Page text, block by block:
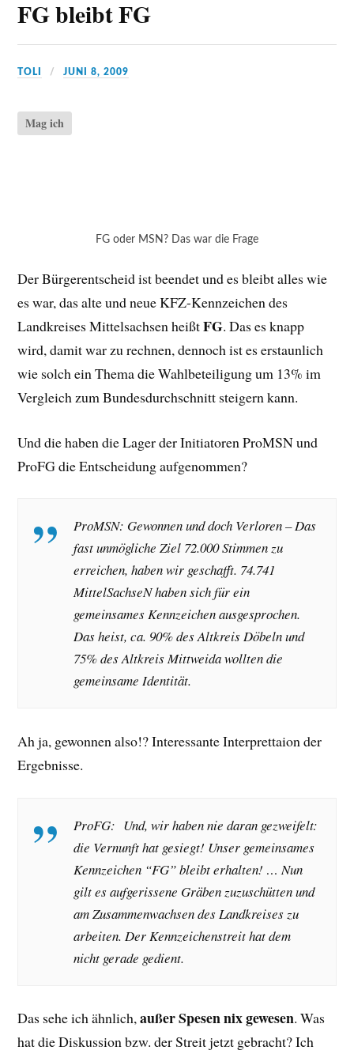
FG bleibt FG
TOLI JUNI 8, 2009
Mag ich
FG oder MSN? Das war die Frage
Der Bürgerentscheid ist beendet und es bleibt alles wie
es war, das alte und neue KFZ-Kennzeichen des
Landkreises Mittelsachsen heißtFG. Das es knapp
wird, damit war zu rechnen, dennoch ist es erstaunlich
wie solch ein Thema die Wahlbeteiligung um 13% im
Vergleich zum Bundesdurchschnitt steigern kann.
Und die haben die Lager der Initiatoren ProMSN und
ProFG die Entscheidung aufgenommen?
ProMSN: Gewonnen und doch Verloren – Das
fast unmögliche Ziel 72.000 Stimmen zu
erreichen, haben wir geschafft. 74.741
MittelSachseN haben sich für ein
gemeinsames Kennzeichen ausgesprochen.
Das heist, ca. 90% des Altkreis Döbeln und
75% des Altkreis Mittweida wollten die
gemeinsame Identität.
Ah ja, gewonnen also!? Interessante Interprettaion der
Ergebnisse.
ProFG: Und, wir haben nie daran gezweifelt:
die Vernunft hat gesiegt! Unser gemeinsames
Kennzeichen “FG” bleibt erhalten! … Nun
gilt es aufgerissene Gräben zuzuschütten und
am Zusammenwachsen des Landkreises zu
arbeiten. Der Kennzeichenstreit hat dem
nicht gerade gedient.
Das sehe ich ähnlich,außer Spesen nix gewesen. Was
hat die Diskussion bzw. der Streit jetzt gebracht? Ich